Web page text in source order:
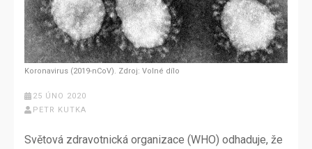
Koronavirus (2019-nCoV). Zdroj: Volné dílo
25 ÚNO 2020
PETR KUTKA
Světová zdravotnická organizace (WHO) odhaduje, že